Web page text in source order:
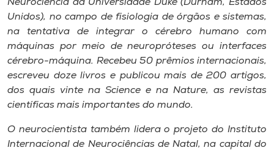
Neurociência da Universidade Duke (Durham, Estados
Unidos), no campo de fisiologia de órgãos e sistemas,
na tentativa de integrar o cérebro humano com
máquinas por meio de neuropróteses ou interfaces
cérebro-máquina. Recebeu 50 prêmios internacionais,
escreveu doze livros e publicou mais de 200 artigos,
dos quais vinte na Science e na Nature, as revistas
científicas mais importantes do mundo.
O neurocientista também lidera o projeto do Instituto
Internacional de Neurociências de Natal, na capital do